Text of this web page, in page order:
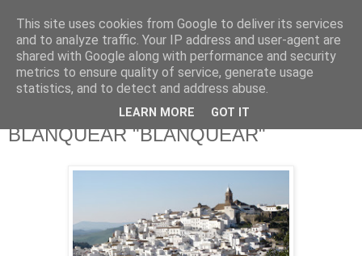
625 RANAS
LA TELEVISIÓN DESDE EL PUNTO DE VISTA BATRACIO
BLANQUEAR "BLANQUEAR"
This site uses cookies from Google to deliver its services
and to analyze traffic. Your IP address and user-agent are
shared with Google along with performance and security
metrics to ensure quality of service, generate usage
statistics, and to detect and address abuse.
LEARN MORE GOT IT